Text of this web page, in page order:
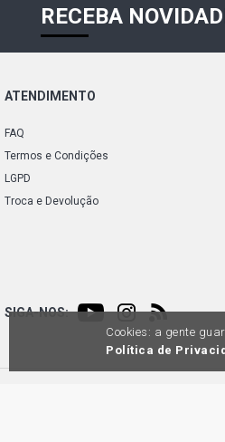
RECEBA
ATENDIMENTO
FAQ
Termos e Condições
LGPD
Troca e Devolução
SIGA-NOS:
Cookies: a gente
Política de